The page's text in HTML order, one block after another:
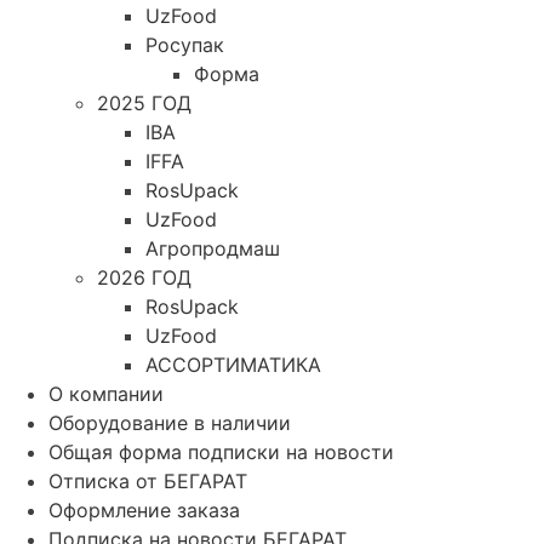
UzFood
Росупак
Форма
2025 ГОД
IBA
IFFA
RosUpack
UzFood
Агропродмаш
2026 ГОД
RosUpack
UzFood
АССОРТИМАТИКА
О компании
Оборудование в наличии
Общая форма подписки на новости
Отписка от БЕГАРАТ
Оформление заказа
Подписка на новости БЕГАРАТ